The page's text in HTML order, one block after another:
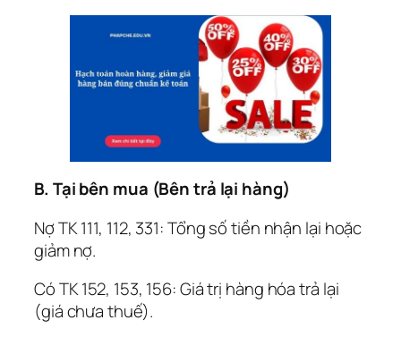
B. Tại bên mua (Bên trả lại hàng)
Nợ TK 111, 112, 331: Tổng số tiền nhận lại hoặc
giảm nợ.
Có TK 152, 153, 156: Giá trị hàng hóa trả lại
(giá chưa thuế).